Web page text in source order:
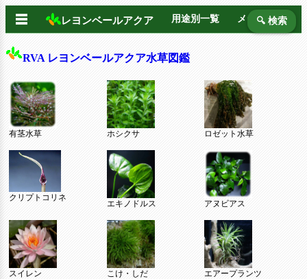
☰ レヨンベールアクア 用途別一覧 メーカー別
🔍 検索
RVA レヨンベールアクア水草図鑑
有茎水草 ホシクサ ロゼット水草
クリプトコリネ
エキノドルス アヌビアス
スイレン こけ・しだ エアープランツ